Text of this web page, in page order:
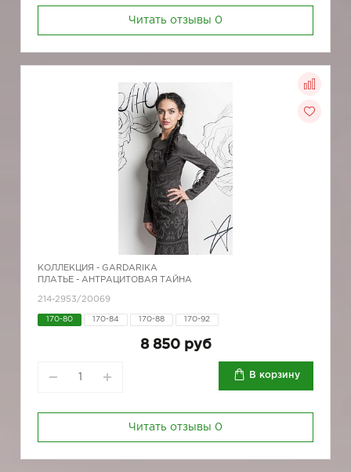
Читать отзывы 0
КОЛЛЕКЦИЯ - GARDARIKA
ПЛАТЬЕ - АНТРАЦИТОВАЯ ТАЙНА
214-2953/20069
170-80 170-84 170-88 170-92
8 850 руб
В корзину
Читать отзывы 0